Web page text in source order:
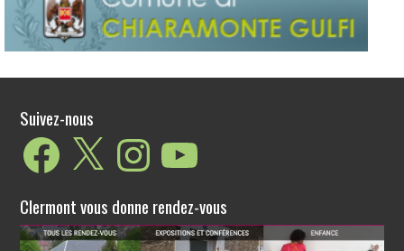
Suivez-nous
Facebook X Instagram
Clermont vous donne rendez-vous